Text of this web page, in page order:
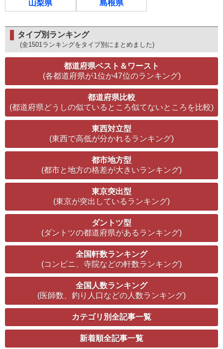
山梨県
島根県
タイプ別ランキング
(全1501ランキングをタイプ別にまとめました)
都道府県ベスト＆ワースト
(各都道府県が1位か47位のランキング)
都道府県比較
(都道府県どうしの似ているところ似てないところを比較)
東西対立型
(東西で高低が分かれるランキング)
都市地方型
(都市と地方の格差が大きいランキング)
東京突出型
(東京が突出しているランキング)
ダントツ型
(ダントツの都道府県があるランキング)
全国軒数ランキング
(コンビニ、寺院などの軒数ランキング)
全国人数ランキング
(医師数、釣り人口などの人数ランキング)
カテゴリ別全記事一覧
新着順全記事一覧